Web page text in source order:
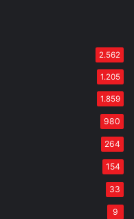
2.562
1.205
1.859
980
264
154
33
9